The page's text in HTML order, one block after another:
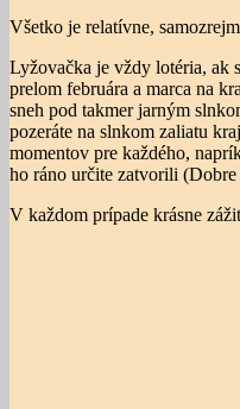
Všetko je relatívne,
Lyžovačka je vždy lotéria, ak
prelom februára a marca na
sneh pod takmer jarným
pozeráte na slnkom zaliatu
momentov pre každého,
ho ráno určite zatvorili
V každom prípade krásne